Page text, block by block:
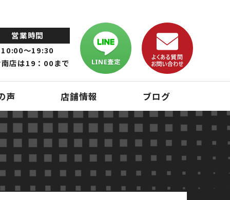
営業時間
10:00～19:30
店は19：00まで
声 店舗情報 ブログ